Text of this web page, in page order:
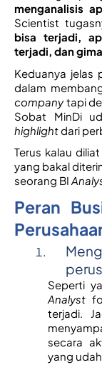
menganalisis
Scientist
bisa terjadi,
terjadi, dan
Keduanya jelas
company tapi
highlight dari
Terus kalau
yang bakal
seorang BI
Peran
Analyst
terjadi.
secara
yang